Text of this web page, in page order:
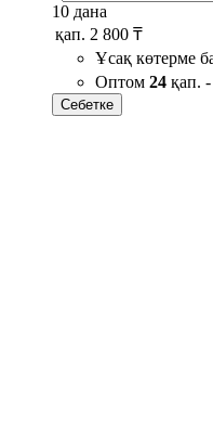
10 дана
қап. 2 800 ₸
Ұсақ көтерме
Оптом 24 қап. -
Себетке